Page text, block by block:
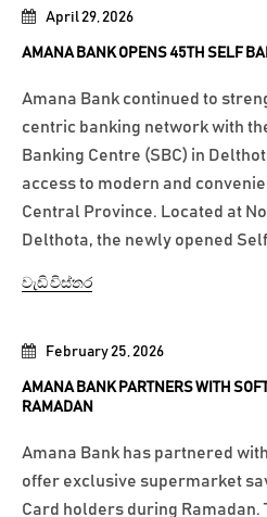
February 25, 2026
AMANA BANK PARTNERS WITH
RAMADAN
Amana Bank has partnered
offer exclusive supermarket
Card holders during
April 29, 2026
AMANA BANK OPENS 45TH SELF
Amana Bank continued to
centric banking network with
Banking Centre (SBC) in
access to modern and
Central Province. Located at
Delthota, the newly opened
වැඩි විස්තර